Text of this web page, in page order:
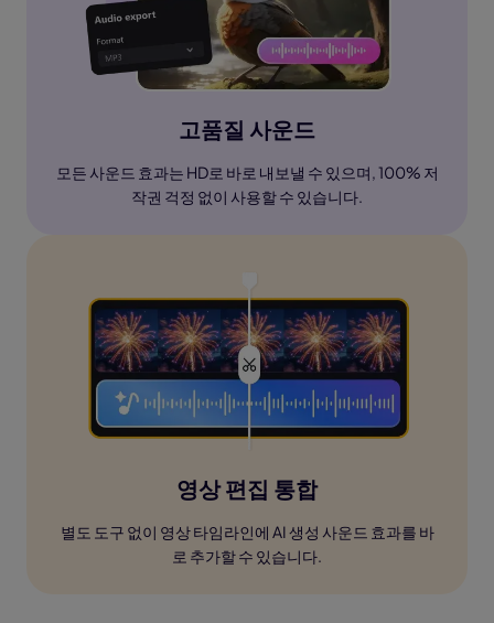
고품질 사운드
모든 사운드 효과는 HD로 바로 내보낼 수 있으며, 100% 저
작권 걱정 없이 사용할 수 있습니다.
영상 편집 통합
별도 도구 없이 영상 타임라인에 AI 생성 사운드 효과를 바
로 추가할 수 있습니다.